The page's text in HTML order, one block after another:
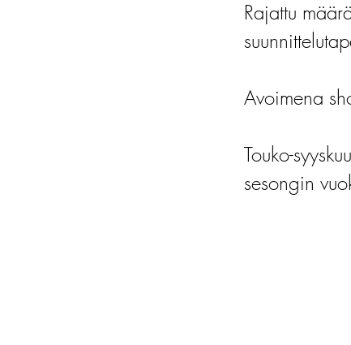
Rajattu
Avoimena
Touko-
sesongin